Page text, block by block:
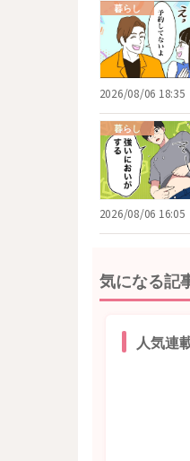
暮らし
2026/08/06 18:35
暮らし
2026/08/06 16:05
気になる記
人気連